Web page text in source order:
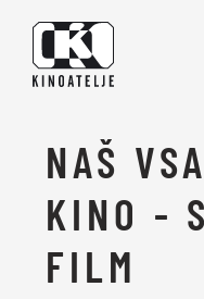
NAŠ
KINO -
FILM